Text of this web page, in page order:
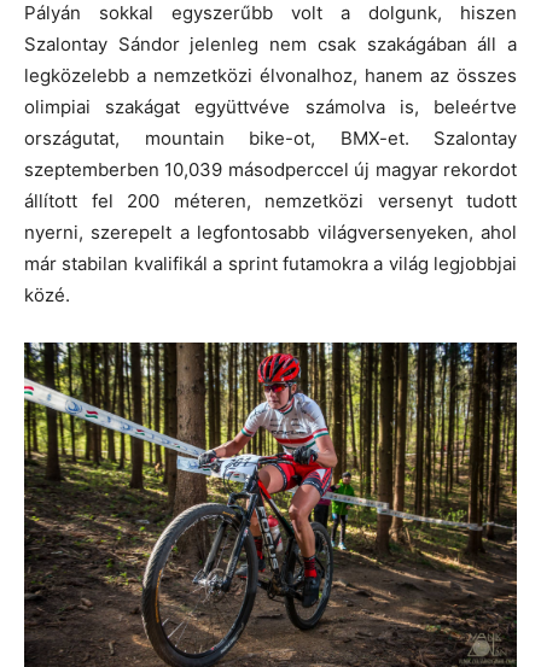
Pályán sokkal egyszerűbb volt a dolgunk, hiszen
Szalontay Sándor jelenleg nem csak szakágában áll a
legközelebb a nemzetközi élvonalhoz, hanem az összes
olimpiai szakágat együttvéve számolva is, beleértve
országutat, mountain bike-ot, BMX-et. Szalontay
szeptemberben 10,039 másodperccel új magyar rekordot
állított fel 200 méteren, nemzetközi versenyt tudott
nyerni, szerepelt a legfontosabb világversenyeken, ahol
már stabilan kvalifikál a sprint futamokra a világ legjobbjai
közé.